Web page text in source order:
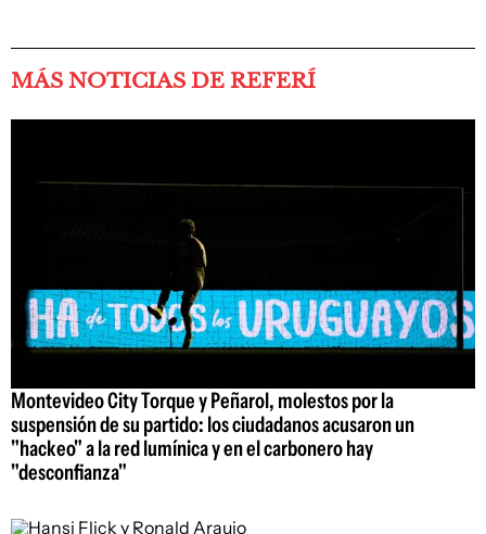
MÁS NOTICIAS DE REFERÍ
Montevideo City Torque y Peñarol, molestos por la
suspensión de su partido: los ciudadanos acusaron un
"hackeo" a la red lumínica y en el carbonero hay
"desconfianza"